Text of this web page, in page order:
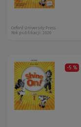
Oxford University Press
Rok publikacji: 2020
-5 %